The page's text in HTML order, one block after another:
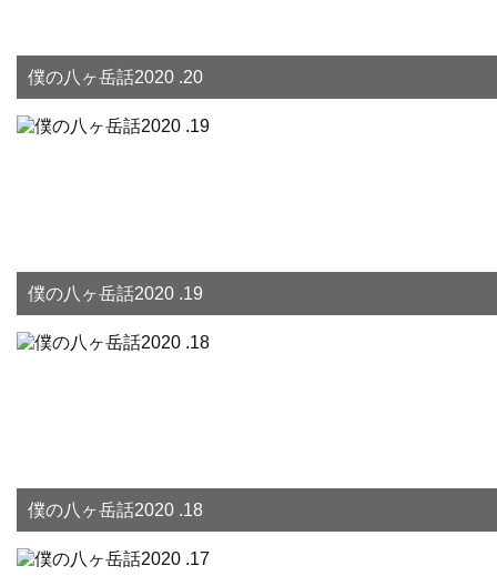
僕の八ヶ岳話2020 .20
僕の八ヶ岳話2020 .19
僕の八ヶ岳話2020 .18